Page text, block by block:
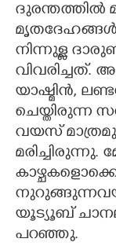
ദുരന്തത്തിൽ
മൃതദേഹങ്ങൾ
നിന്നുള്ള
വിവരിച്ചത്.
യാഷ്മിൻ,
ചെയ്തിരുന്ന
വയസ്
മരിച്ചിരുന്നു.
യൂട്യൂബ്
പറഞ്ഞു.